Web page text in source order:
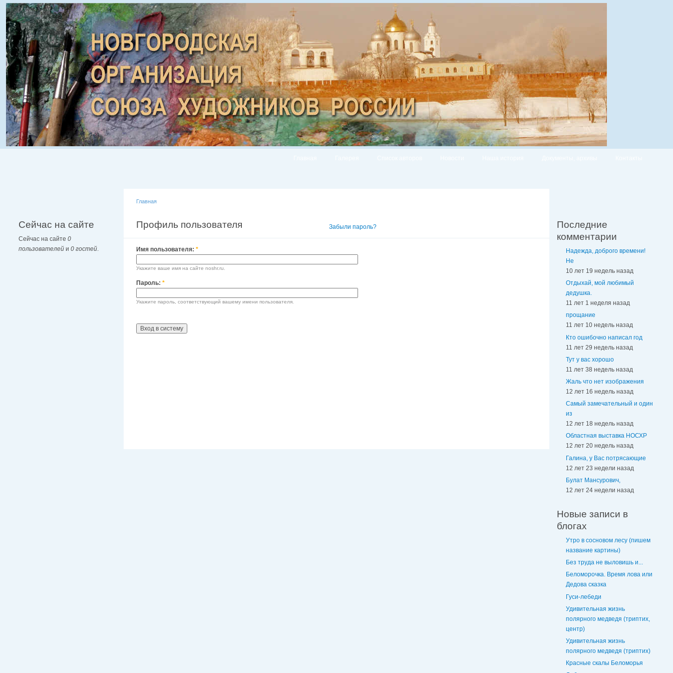
Сейчас на сайте
Сейчас на сайте 0
пользователей и 0 гостей.
Главная
Профиль пользователя Забыли пароль?
Имя пользователя: *
Укажите ваше имя на сайте noshr.ru.
Пароль: *
Укажите пароль, соответствующий вашему имени пользователя.
Последние
комментарии
Надежда, доброго времени!
Не
10 лет 19 недель назад
Отдыхай, мой любимый
дедушка.
11 лет 1 неделя назад
прощание
11 лет 10 недель назад
Кто ошибочно написал год
11 лет 29 недель назад
Тут у вас хорошо
11 лет 38 недель назад
Жаль что нет изображения
12 лет 16 недель назад
Самый замечательный и один
из
12 лет 18 недель назад
Областная выставка НОСХР
12 лет 20 недель назад
Галина, у Вас потрясающие
12 лет 23 недели назад
Булат Мансурович,
12 лет 24 недели назад
Новые записи в
блогах
Утро в сосновом лесу (пишем
название картины)
Без труда не выловишь и...
Беломорочка. Время лова или
Дедова сказка
Гуси-лебеди
Удивительная жизнь
полярного медведя (триптих,
центр)
Удивительная жизнь
полярного медведя (триптих)
Красные скалы Беломорья